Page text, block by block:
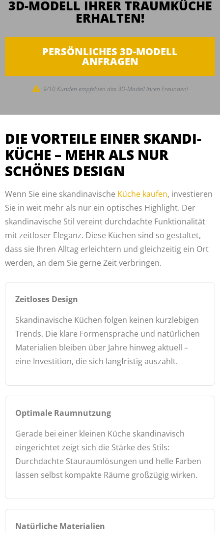
3D-MODELL IHRER TRAUMKÜCHE
ERHALTEN!
PERSÖNLICHES 3D-MODELL
ANFRAGEN
9/10 Kunden empfehlen das 3D-Modell ihren Freunden!
DIE VORTEILE EINER SKANDI-
KÜCHE – MEHR ALS NUR
SCHÖNES DESIGN
Wenn Sie eine skandinavische Küche kaufen, investieren
Sie in weit mehr als nur ein optisches Highlight. Der
skandinavische Stil vereint durchdachte Funktionalität
mit zeitloser Eleganz. Diese Küchen sind so gestaltet,
dass sie Ihren Alltag erleichtern und gleichzeitig ein Ort
werden, an dem Sie gerne Zeit verbringen.
Zeitloses Design
Skandinavische Küchen folgen keinen kurzlebigen
Trends. Die klare Formensprache und natürlichen
Materialien bleiben über Jahre hinweg aktuell –
eine Investition, die sich langfristig auszahlt.
Optimale Raumnutzung
Gerade bei einer kleinen Küche skandinavisch
eingerichtet zeigt sich die Stärke des Stils:
Durchdachte Stauraumlösungen und helle Farben
lassen selbst kompakte Räume großzügig wirken.
Natürliche Materialien